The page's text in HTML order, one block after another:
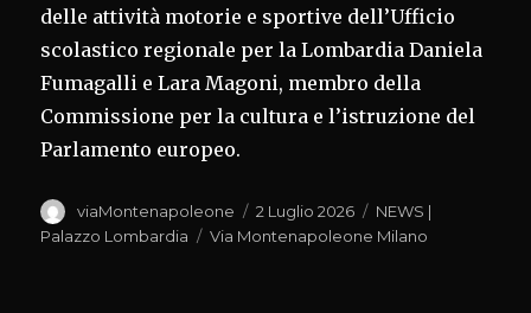
delle attività motorie e sportive dell’Ufficio
scolastico regionale per la Lombardia Daniela
Fumagalli e Lara Magoni, membro della
Commissione per la cultura e l’istruzione del
Parlamento europeo.
Autore
viaMontenapoleone
Pubblicato
il
2 Luglio 2026 Categorie
NEWS |
Palazzo Lombardia
Tag
Via Montenapoleone Milano